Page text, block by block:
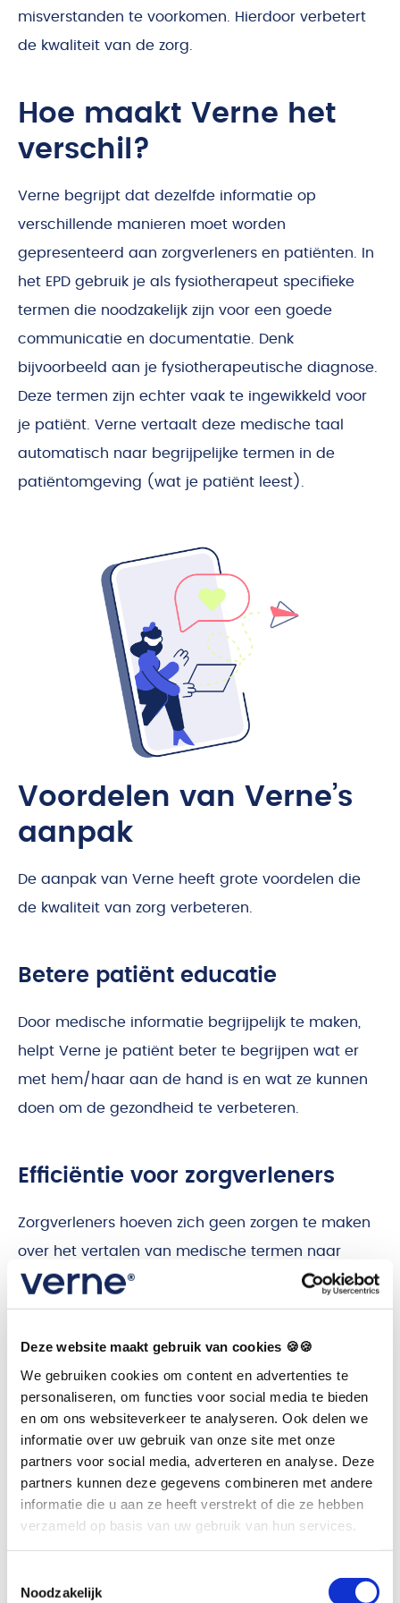
Deze website maakt gebruik van cookies 🍪🍪
We gebruiken cookies om content en advertenties te
personaliseren, om functies voor social media te bieden
en om ons websiteverkeer te analyseren. Ook delen we
informatie over uw gebruik van onze site met onze
partners voor social media, adverteren en analyse. Deze
partners kunnen deze gegevens combineren met andere
informatie die u aan ze heeft verstrekt of die ze hebben
verzameld op basis van uw gebruik van hun services.
Noodzakelijk
misverstanden te voorkomen. Hierdoor verbetert
de kwaliteit van de zorg.
Hoe maakt Verne het
verschil?
Verne begrijpt dat dezelfde informatie op
verschillende manieren moet worden
gepresenteerd aan zorgverleners en patiënten. In
het EPD gebruik je als fysiotherapeut specifieke
termen die noodzakelijk zijn voor een goede
communicatie en documentatie. Denk
bijvoorbeeld aan je fysiotherapeutische diagnose.
Deze termen zijn echter vaak te ingewikkeld voor
je patiënt. Verne vertaalt deze medische taal
automatisch naar begrijpelijke termen in de
patiëntomgeving (wat je patiënt leest).
Voordelen van Verne’s
aanpak
De aanpak van Verne heeft grote voordelen die
de kwaliteit van zorg verbeteren.
Betere patiënt educatie
Door medische informatie begrijpelijk te maken,
helpt Verne je patiënt beter te begrijpen wat er
met hem/haar aan de hand is en wat ze kunnen
doen om de gezondheid te verbeteren.
Efficiëntie voor zorgverleners
Zorgverleners hoeven zich geen zorgen te maken
over het vertalen van medische termen naar
begrijpelijke taal omdat Verne dit automatisch
doet. Dit bespaart tijd en vermindert de kans op
Consistente communicatie
Verne zorgt voor een consistente en nauwkeurige
vertaling van medische termen. Hierdoor verloopt
de communicatie tussen jou als fysiotherapeut en
je patiënt beter.